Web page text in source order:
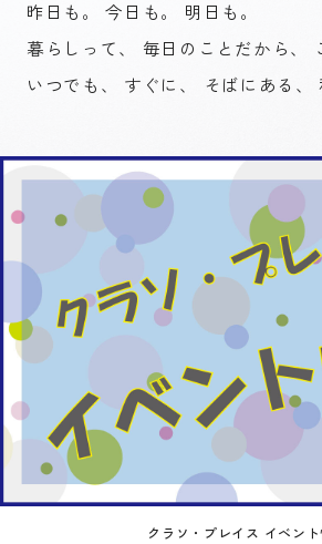
昨日も。 今日も。 明日も。
暮らしって、 毎日のことだから、
いつでも、 すぐに、 そばにある、
クラソ・プレイス イベン